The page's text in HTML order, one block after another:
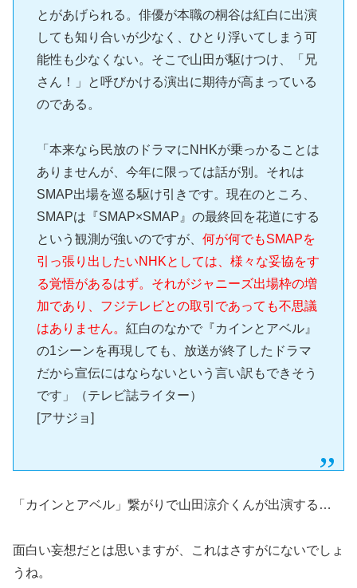
とがあげられる。俳優が本職の桐谷は紅白に出演
しても知り合いが少なく、ひとり浮いてしまう可
能性も少なくない。そこで山田が駆けつけ、「兄
さん！」と呼びかける演出に期待が高まっている
のである。
「本来なら民放のドラマにNHKが乗っかることは
ありませんが、今年に限っては話が別。それは
SMAP出場を巡る駆け引きです。現在のところ、
SMAPは『SMAP×SMAP』の最終回を花道にする
という観測が強いのですが、 何が何でもSMAPを
引っ張り出したいNHKとしては、様々な妥協をす
る覚悟があるはず。それがジャニーズ出場枠の増
加であり、フジテレビとの取引であっても不思議
はありません。 紅白のなかで『カインとアベル』
の1シーンを再現しても、放送が終了したドラマ
だから宣伝にはならないという言い訳もできそう
です」（テレビ誌ライター）
[アサジョ]
「カインとアベル」繋がりで山田涼介くんが出演する…
面白い妄想だとは思いますが、これはさすがにないでしょ
うね。